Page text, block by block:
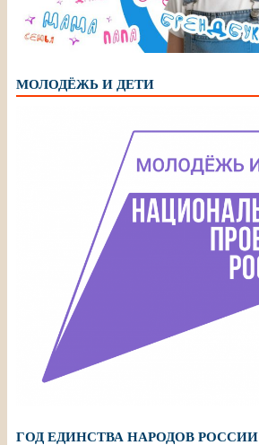
МОЛОДЁЖЬ И ДЕТИ
ГОД ЕДИНСТВА НАРОДОВ РОССИИ